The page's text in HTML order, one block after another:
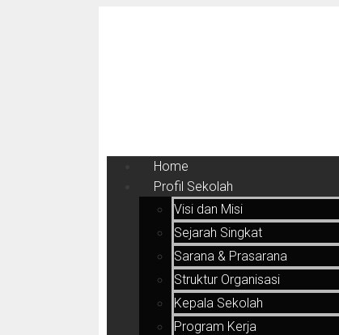
Home
Profil Sekolah
Visi dan Misi
Sejarah Singkat
Sarana & Prasarana
Struktur Organisasi
Kepala Sekolah
Program Kerja